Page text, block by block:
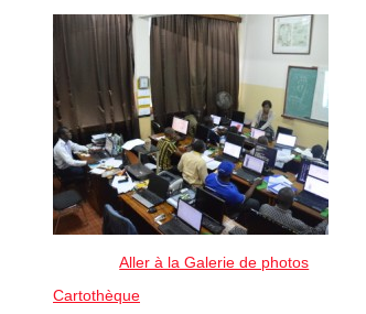
Aller à la Galerie de photos
Cartothèque